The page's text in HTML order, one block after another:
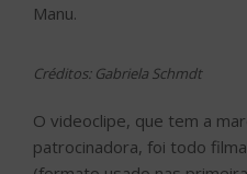
Manu.
Créditos: Gabriela Schmdt
O videoclipe, que tem a
patrocinadora, foi todo